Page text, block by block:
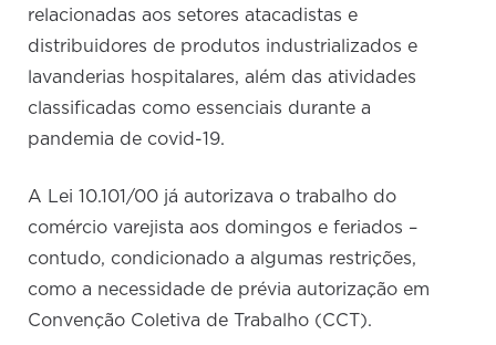
relacionadas aos setores atacadistas e
distribuidores de produtos industrializados e
lavanderias hospitalares, além das atividades
classificadas como essenciais durante a
pandemia de covid-19.
A Lei 10.101/00 já autorizava o trabalho do
comércio varejista aos domingos e feriados –
contudo, condicionado a algumas restrições,
como a necessidade de prévia autorização em
Convenção Coletiva de Trabalho (CCT).